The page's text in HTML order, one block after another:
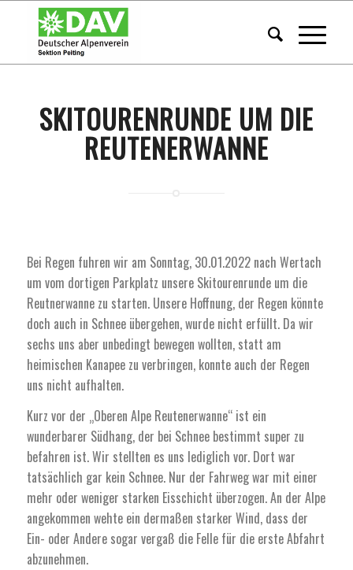
SKITOURENRUNDE UM DIE
REUTENERWANNE
Bei Regen fuhren wir am Sonntag, 30.01.2022 nach Wertach
um vom dortigen Parkplatz unsere Skitourenrunde um die
Reutnerwanne zu starten. Unsere Hoffnung, der Regen könnte
doch auch in Schnee übergehen, wurde nicht erfüllt. Da wir
sechs uns aber unbedingt bewegen wollten, statt am
heimischen Kanapee zu verbringen, konnte auch der Regen
uns nicht aufhalten.
Kurz vor der „Oberen Alpe Reutenerwanne“ ist ein
wunderbarer Südhang, der bei Schnee bestimmt super zu
befahren ist. Wir stellten es uns lediglich vor. Dort war
tatsächlich gar kein Schnee. Nur der Fahrweg war mit einer
mehr oder weniger starken Eisschicht überzogen. An der Alpe
angekommen wehte ein dermaßen starker Wind, dass der
Ein- oder Andere sogar vergaß die Felle für die erste Abfahrt
abzunehmen.